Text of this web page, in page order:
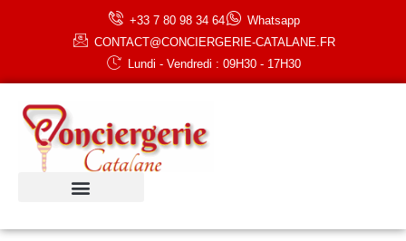
+33 7 80 98 34 64
Whatsapp
CONTACT@CONCIERGERIE-CATALANE.FR
Lundi - Vendredi : 09H30 - 17H30